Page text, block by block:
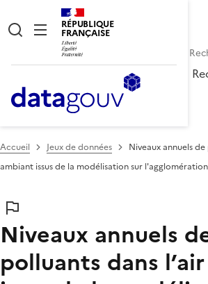
RÉPUBLIQUE
FRANÇAISE
Accueil Jeux de données
Niveaux annuels
ambiant issus de la modélisation sur
Niveaux annuels
polluants dans